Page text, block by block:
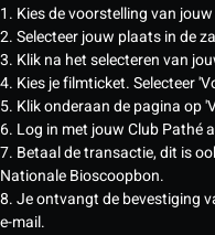
1. Kies de voorstelling van
2. Selecteer jouw plaats in de
3. Klik na het selecteren van
4. Kies je filmticket. Selecteer
5. Klik onderaan de pagina op
6. Log in met jouw Club Pathé
7. Betaal de transactie, dit is
Nationale Bioscoopbon.
8. Je ontvangt de bevestiging
e-mail.